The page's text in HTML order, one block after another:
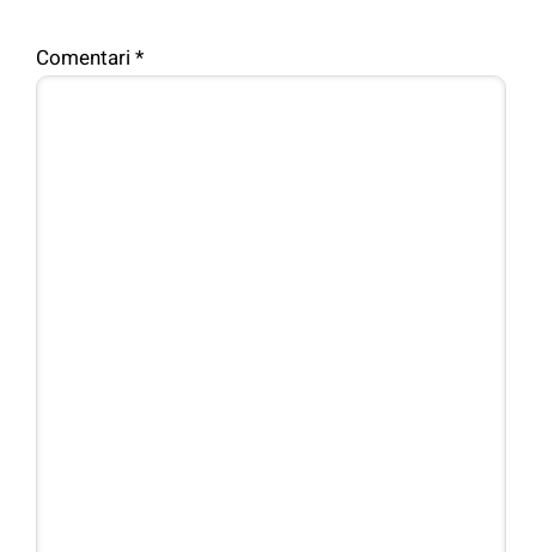
Comentari *